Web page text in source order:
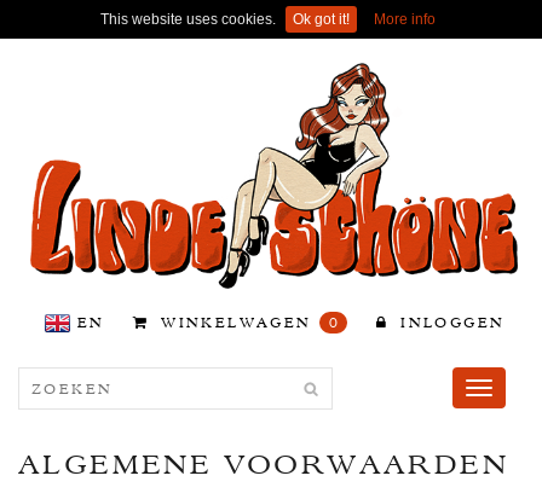
This website uses cookies. Ok got it! More info
EN WINKELWAGEN 0 INLOGGEN
Toggle
ALGEMENE VOORWAARDEN